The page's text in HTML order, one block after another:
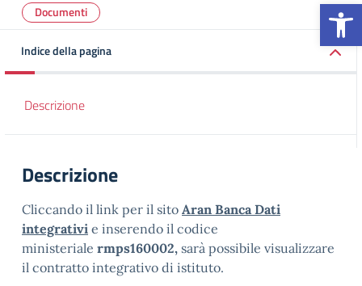
Documenti
Indice della pagina
Descrizione
Descrizione
Cliccando il link per il sito Aran Banca Dati
integrativi e inserendo il codice
ministeriale rmps160002, sarà possibile visualizzare
il contratto integrativo di istituto.